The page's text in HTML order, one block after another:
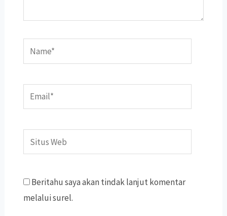
Name*
Email*
Situs
Web
Beritahu saya akan tindak lanjut komentar
melalui surel.